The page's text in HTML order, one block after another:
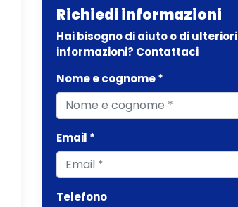
Richiedi informazioni
Hai bisogno di aiuto o di ulteriori
informazioni? Contattaci
Nome e cognome *
Email *
Telefono